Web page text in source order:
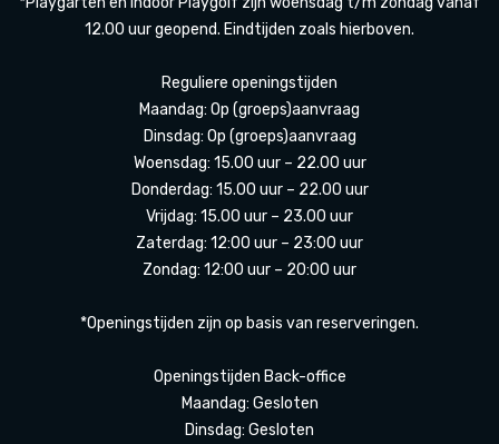
12.00 uur geopend. Eindtijden zoals hierboven.
Reguliere openingstijden
Maandag: Op (groeps)aanvraag
Dinsdag: Op (groeps)aanvraag
Woensdag: 15.00 uur – 22.00 uur
Donderdag: 15.00 uur – 22.00 uur
Vrijdag: 15.00 uur – 23.00 uur
Zaterdag: 12:00 uur – 23:00 uur
Zondag: 12:00 uur – 20:00 uur
*Openingstijden zijn op basis van reserveringen.
Openingstijden Back-office
Maandag: Gesloten
Dinsdag: Gesloten